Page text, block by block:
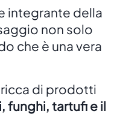
integrante della
non solo
che è una vera
di prodotti
funghi, tartufi e il